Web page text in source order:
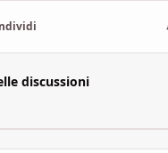
discussioni